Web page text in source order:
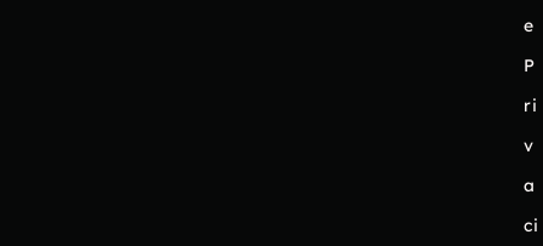
e
P
ri
v
a
ci